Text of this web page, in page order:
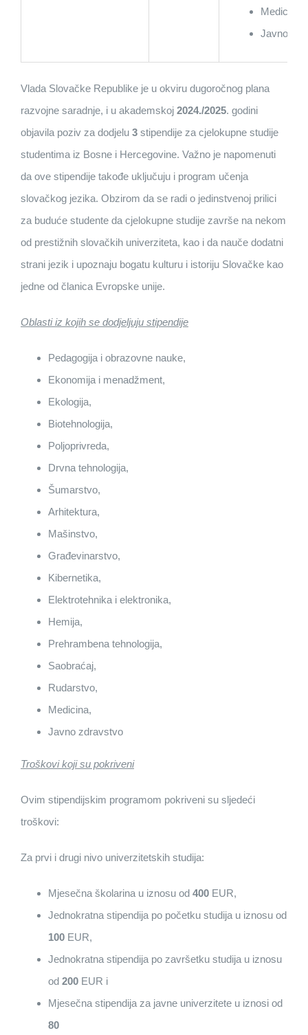
Medicina,
Javno
Vlada Slovačke Republike je u okviru dugoročnog plana
razvojne saradnje, i u akademskoj 2024./2025. godini
objavila poziv za dodjelu 3 stipendije za cjelokupne studije
studentima iz Bosne i Hercegovine. Važno je napomenuti
da ove stipendije takođe uključuju i program učenja
slovačkog jezika. Obzirom da se radi o jedinstvenoj prilici
za buduće studente da cjelokupne studije završe na nekom
od prestižnih slovačkih univerziteta, kao i da nauče dodatni
strani jezik i upoznaju bogatu kulturu i istoriju Slovačke kao
jedne od članica Evropske unije.
Oblasti iz kojih se dodjeljuju stipendije
Pedagogija i obrazovne nauke,
Ekonomija i menadžment,
Ekologija,
Biotehnologija,
Poljoprivreda,
Drvna tehnologija,
Šumarstvo,
Arhitektura,
Mašinstvo,
Građevinarstvo,
Kibernetika,
Elektrotehnika i elektronika,
Hemija,
Prehrambena tehnologija,
Saobraćaj,
Rudarstvo,
Medicina,
Javno zdravstvo
Troškovi koji su pokriveni
Ovim stipendijskim programom pokriveni su sljedeći
troškovi:
Za prvi i drugi nivo univerzitetskih studija:
Mjesečna školarina u iznosu od 400 EUR,
Jednokratna stipendija po početku studija u iznosu od
100 EUR,
Jednokratna stipendija po završetku studija u iznosu
od 200 EUR i
Mjesečna stipendija za javne univerzitete u iznosi od
80